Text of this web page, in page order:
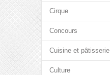
Cirque
Concours
Cuisine et pâtisserie
Culture